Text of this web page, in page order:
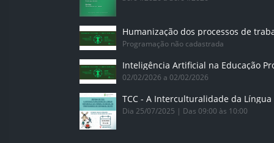
Humanização dos processos de
Programação não cadastrada
02/02/2026 a 02/02/2026
Dia 25/07/2025 | Das 09:00 às 10:00